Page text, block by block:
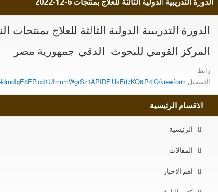
الدورة التدريبية الدولية الثالثة للعلاج بمنتجات النحل 6-
المركز القومي للبحوث -الدقي-جمهورية مصر
رابط
التسجيل viewform
الاقسام الرئيسية
الرئيسية
المقالات
اهم الاخبار